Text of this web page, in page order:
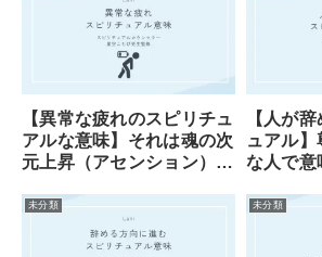
【異常な疲れのスピリチュ
アルな意味】それは魂の次
元上昇（アセンション）が
【人が
ュアル
な人で意
未分類 未分類